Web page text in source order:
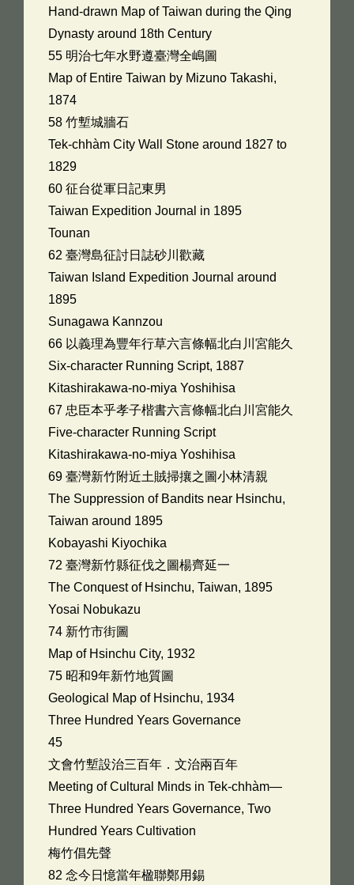
Hand-drawn Map of Taiwan during the Qing
Dynasty around 18th Century
55 明治七年水野遵臺灣全嶋圖
Map of Entire Taiwan by Mizuno Takashi,
1874
58 竹塹城牆石
Tek-chhàm City Wall Stone around 1827 to
1829
60 征台從軍日記東男
Taiwan Expedition Journal in 1895
Tounan
62 臺灣島征討日誌砂川歡藏
Taiwan Island Expedition Journal around
1895
Sunagawa Kannzou
66 以義理為豐年行草六言條幅北白川宮能久
Six-character Running Script, 1887
Kitashirakawa-no-miya Yoshihisa
67 忠臣本乎孝子楷書六言條幅北白川宮能久
Five-character Running Script
Kitashirakawa-no-miya Yoshihisa
69 臺灣新竹附近土賊掃攘之圖小林清親
The Suppression of Bandits near Hsinchu,
Taiwan around 1895
Kobayashi Kiyochika
72 臺灣新竹縣征伐之圖楊齊延一
The Conquest of Hsinchu, Taiwan, 1895
Yosai Nobukazu
74 新竹市街圖
Map of Hsinchu City, 1932
75 昭和9年新竹地質圖
Geological Map of Hsinchu, 1934
Three Hundred Years Governance
45
文會竹塹設治三百年．文治兩百年
Meeting of Cultural Minds in Tek-chhàm—
Three Hundred Years Governance, Two
Hundred Years Cultivation
梅竹倡先聲
82 念今日憶當年楹聯鄭用錫